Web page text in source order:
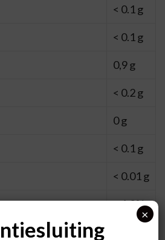
< 0.1 g
< 0.1 g
0,9 g
< 0.2 g
0 g
< 0.1 g
< 0.01 g
< 1,0%
×